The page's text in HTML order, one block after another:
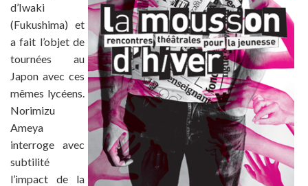
d’Iwaki
(Fukushima) et
a fait l’objet de
tournées au
Japon avec ces
mêmes lycéens.
Norimizu
Ameya
interroge avec
subtilité
l’impact de la